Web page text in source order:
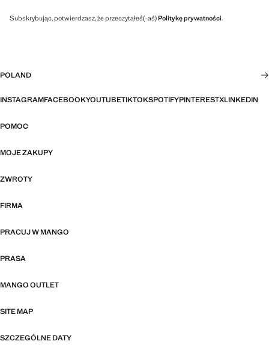
Subskrybując, potwierdzasz, że przeczytałeś(-aś)Politykę prywatności.
POLAND
INSTAGRAMFACEBOOKYOUTUBETIKTOKSPOTIFYPINTERESTXLINKEDIN
POMOC
MOJE ZAKUPY
ZWROTY
FIRMA
PRACUJ W MANGO
PRASA
MANGO OUTLET
SITE MAP
SZCZEGÓLNE DATY